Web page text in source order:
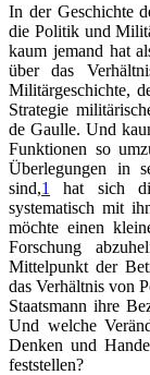
In der Geschichte
die Politik und
kaum jemand hat
über das
Militärgeschichte,
Strategie
de Gaulle. Und
Funktionen so
Überlegungen in
sind,1
hat sich
systematisch mit
möchte einen
Forschung
Mittelpunkt der
das Verhältnis von
Staatsmann ihre
Und welche
Denken und
feststellen?